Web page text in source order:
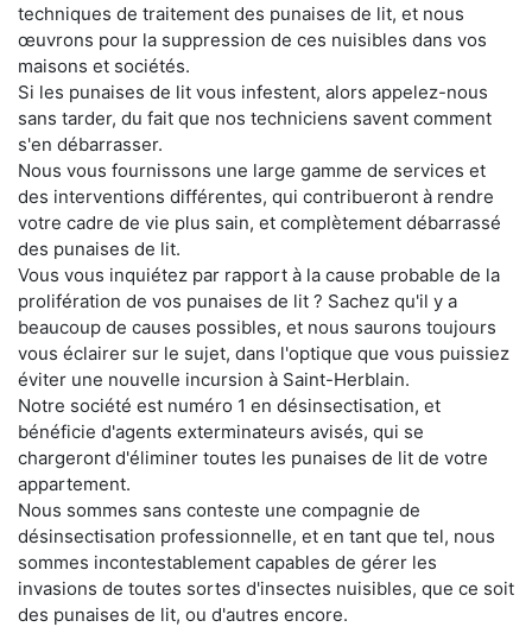
techniques de traitement des punaises de lit, et nous
œuvrons pour la suppression de ces nuisibles dans vos
maisons et sociétés.
Si les punaises de lit vous infestent, alors appelez-nous
sans tarder, du fait que nos techniciens savent comment
s'en débarrasser.
Nous vous fournissons une large gamme de services et
des interventions différentes, qui contribueront à rendre
votre cadre de vie plus sain, et complètement débarrassé
des punaises de lit.
Vous vous inquiétez par rapport à la cause probable de la
prolifération de vos punaises de lit ? Sachez qu'il y a
beaucoup de causes possibles, et nous saurons toujours
vous éclairer sur le sujet, dans l'optique que vous puissiez
éviter une nouvelle incursion à Saint-Herblain.
Notre société est numéro 1 en désinsectisation, et
bénéficie d'agents exterminateurs avisés, qui se
chargeront d'éliminer toutes les punaises de lit de votre
appartement.
Nous sommes sans conteste une compagnie de
désinsectisation professionnelle, et en tant que tel, nous
sommes incontestablement capables de gérer les
invasions de toutes sortes d'insectes nuisibles, que ce soit
des punaises de lit, ou d'autres encore.